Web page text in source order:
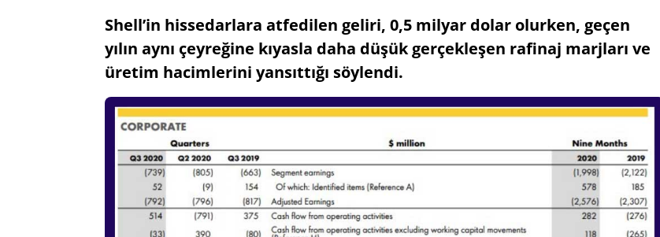
Shell’in hissedarlara atfedilen geliri, 0,5 milyar dolar olurken, geçen
yılın aynı çeyreğine kıyasla daha düşük gerçekleşen rafinaj marjları ve
üretim hacimlerini yansıttığı söylendi.